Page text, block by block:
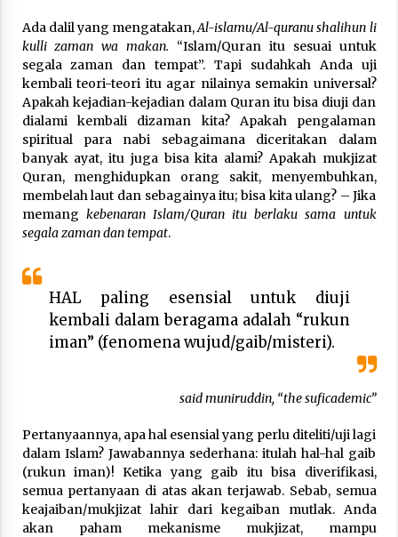
Ada dalil yang mengatakan,Al-islamu/Al-quranu shalihun li
kulli zaman wa makan. “Islam/Quran itu sesuai untuk
segala zaman dan tempat”. Tapi sudahkah Anda uji
kembali teori-teori itu agar nilainya semakin universal?
Apakah kejadian-kejadian dalam Quran itu bisa diuji dan
dialami kembali dizaman kita? Apakah pengalaman
spiritual para nabi sebagaimana diceritakan dalam
banyak ayat, itu juga bisa kita alami? Apakah mukjizat
Quran, menghidupkan orang sakit, menyembuhkan,
membelah laut dan sebagainya itu; bisa kita ulang? – Jika
memang kebenaran Islam/Quran itu berlaku sama untuk
segala zaman dan tempat.
HAL paling esensial untuk diuji
kembali dalam beragama adalah “rukun
iman” (fenomena wujud/gaib/misteri).
said muniruddin, “the suficademic”
Pertanyaannya, apa hal esensial yang perlu diteliti/uji lagi
dalam Islam? Jawabannya sederhana: itulah hal-hal gaib
(rukun iman)! Ketika yang gaib itu bisa diverifikasi,
semua pertanyaan di atas akan terjawab. Sebab, semua
keajaiban/mukjizat lahir dari kegaiban mutlak. Anda
akan paham mekanisme mukjizat, mampu